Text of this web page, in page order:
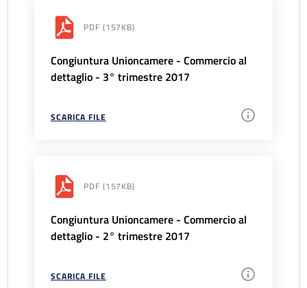
PDF (157KB)
Congiuntura Unioncamere - Commercio al
dettaglio - 3° trimestre 2017
SCARICA FILE
PDF (157KB)
Congiuntura Unioncamere - Commercio al
dettaglio - 2° trimestre 2017
SCARICA FILE